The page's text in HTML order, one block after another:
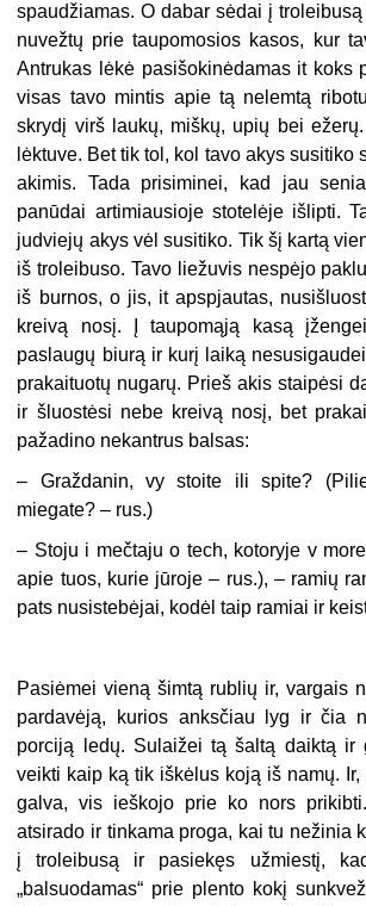
spaudžiamas. O dabar sėdai į
nuvežtų prie taupomosios kasos, kur
Antrukas lėkė pasišokinėdamas it koks
visas tavo mintis apie tą nelemtą
skrydį virš laukų, miškų, upių bei
lėktuve. Bet tik tol, kol tavo akys susitiko
akimis. Tada prisiminei, kad jau
panūdai artimiausioje stotelėje išlipti.
judviejų akys vėl susitiko. Tik šį kartą
iš troleibuso. Tavo liežuvis nespėjo
iš burnos, o jis, it apspjautas,
kreivą nosį. Į taupomąją kasą
paslaugų biurą ir kurį laiką
prakaituotų nugarų. Prieš akis staipėsi
ir šluostėsi nebe kreivą nosį, bet
pažadino nekantrus balsas:
– Graždanin, vy stoite ili spite?
miegate? – rus.)
– Stoju i mečtaju o tech, kotoryje v
apie tuos, kurie jūroje – rus.), – ramių
pats nusistebėjai, kodėl taip ramiai ir
Pasiėmei vieną šimtą rublių ir, vargais
pardavėją, kurios anksčiau lyg ir čia
porciją ledų. Sulaižei tą šaltą daiktą ir
veikti kaip ką tik iškėlus koją iš namų.
galva, vis ieškojo prie ko nors
atsirado ir tinkama proga, kai tu nežinia
į troleibusą ir pasiekęs užmiestį,
„balsuodamas“ prie plento kokį